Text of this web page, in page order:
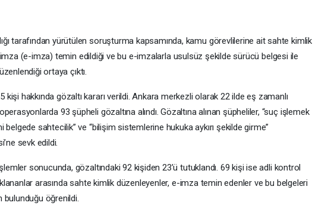
tarafından yürütülen soruşturma kapsamında, kamu görevlilerine ait sahte kimlik
(e-imza) temin edildiği ve bu e-imzalarla usulsüz şekilde sürücü belgesi ile
ortaya çıktı.
hakkında gözaltı kararı verildi. Ankara merkezli olarak 22 ilde eş zamanlı
93 şüpheli gözaltına alındı. Gözaltına alınan şüpheliler, “suç işlemek
belgede sahtecilik” ve “bilişim sistemlerine hukuka aykırı şekilde girme”
sevk edildi.
sonucunda, gözaltındaki 92 kişiden 23’ü tutuklandı. 69 kişi ise adli kontrol
arasında sahte kimlik düzenleyenler, e-imza temin edenler ve bu belgeleri
bulunduğu öğrenildi.